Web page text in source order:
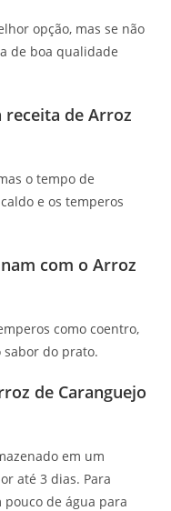
opção, mas se não
de boa qualidade
receita de Arroz
o tempo de
e os temperos
com o Arroz
como coentro,
do prato.
de Caranguejo
em um
até 3 dias. Para
de água para